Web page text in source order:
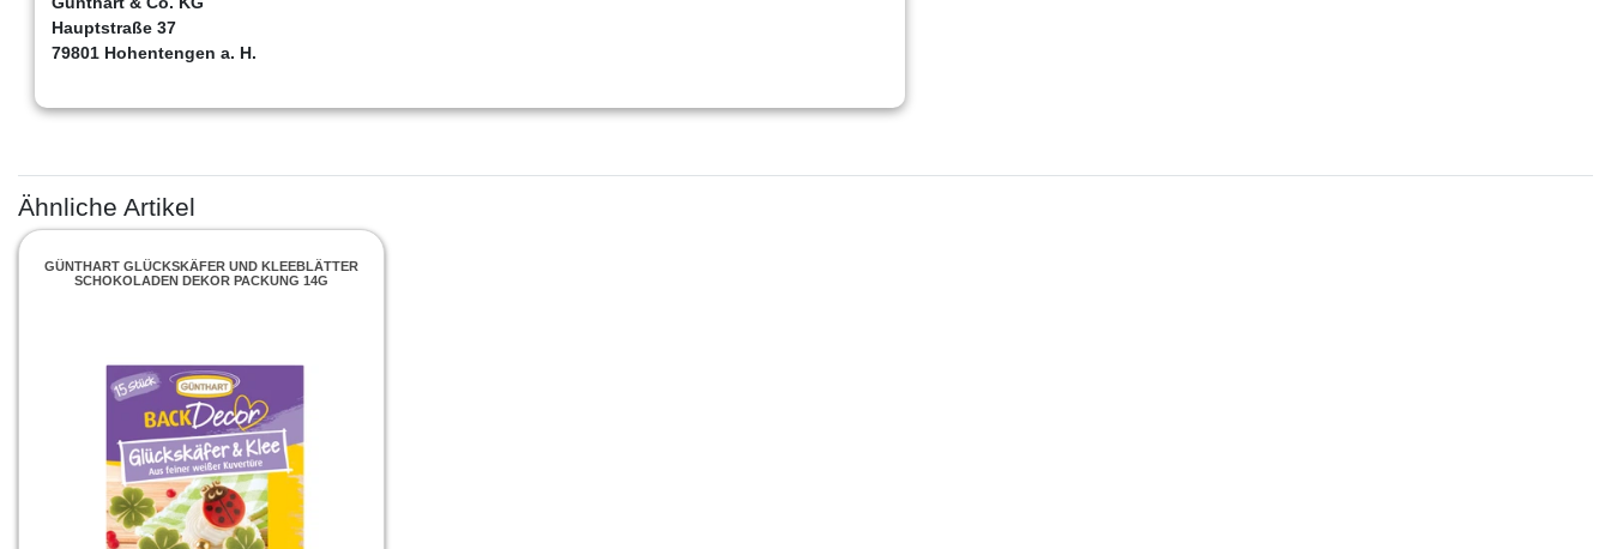
Hauptstraße 37
79801 Hohentengen a. H.
Ähnliche Artikel
GÜNTHART GLÜCKSKÄFER UND KLEEBLÄTTER
SCHOKOLADEN DEKOR PACKUNG 14G